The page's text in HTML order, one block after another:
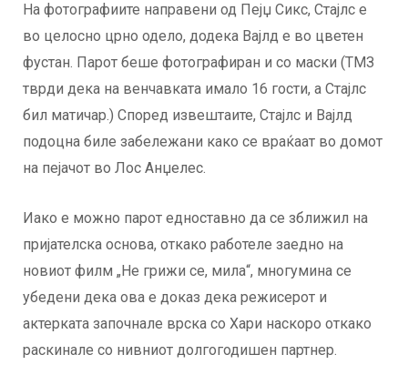
На фотографиите направени од Пејџ Сикс, Стајлс е
во целосно црно одело, додека Вајлд е во цветен
фустан. Парот беше фотографиран и со маски (ТМЗ
тврди дека на венчавката имало 16 гости, а Стајлс
бил матичар.) Според извештаите, Стајлс и Вајлд
подоцна биле забележани како се враќаат во домот
на пејачот во Лос Анџелес.
Иако е можно парот едноставно да се зближил на
пријателска основа, откако работеле заедно на
новиот филм „Не грижи се, мила“, многумина се
убедени дека ова е доказ дека режисерот и
актерката започнале врска со Хари наскоро откако
раскинале со нивниот долгогодишен партнер.